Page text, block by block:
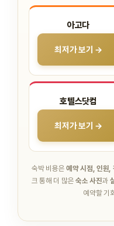
아고다
최저가 보기 →
호텔스닷컴
최저가 보기 →
숙박 비용은예약 시점, 인원,
크 통해 더 많은 숙소 사진과
예약할 기